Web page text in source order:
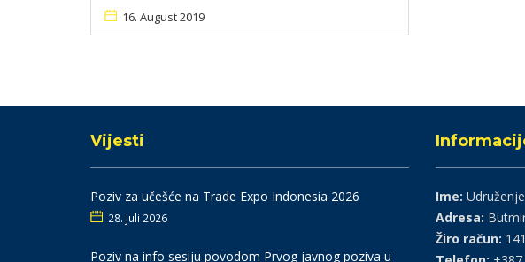
16. August 2019
Vijesti
Poziv za učešće na Trade Expo Indonesia 2026
28. Juli 2026
Poziv na info sesiju povodom Prvog javnog poziva u
Ime:
Adresa:
Žiro račun: